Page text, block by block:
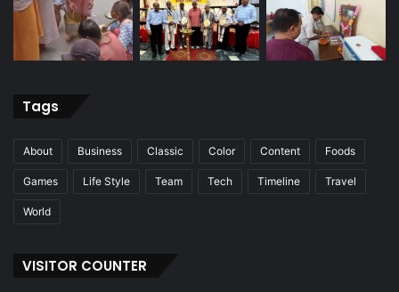
Tags
About Business Classic Color Content Foods
Games Life Style Team Tech Timeline Travel
World
VISITOR COUNTER